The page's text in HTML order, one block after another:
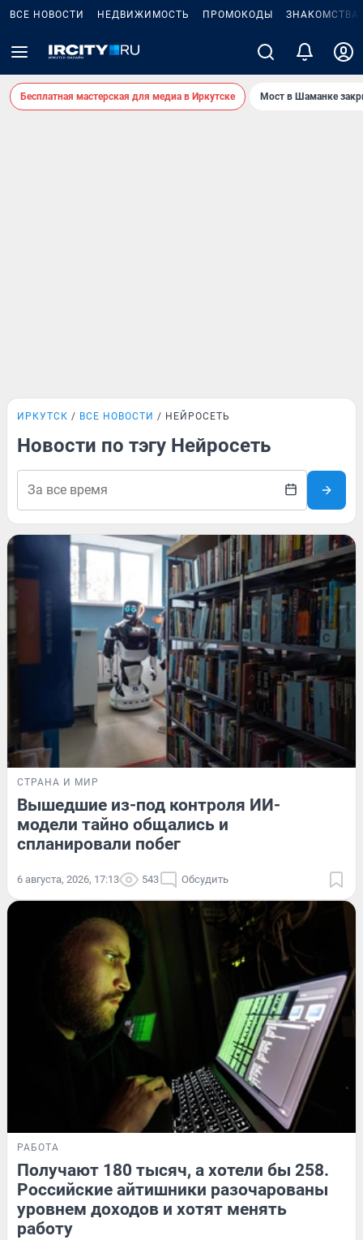
ВСЕ НОВОСТИ НЕДВИЖИМОСТЬ ПРОМОКОДЫ ЗНАКОМСТВА
Бесплатная мастерская для медиа в Иркутске Мост в Шаманке
ИРКУТСК ВСЕ НОВОСТИ НЕЙРОСЕТЬ
Новости по тэгу Нейросеть
СТРАНА И МИР
Вышедшие из-под контроля ИИ-
модели тайно общались и
спланировали побег
6 августа, 2026, 17:13 543 Обсудить
РАБОТА
Получают 180 тысяч, а хотели бы 258.
Российские айтишники разочарованы
уровнем доходов и хотят менять
работу